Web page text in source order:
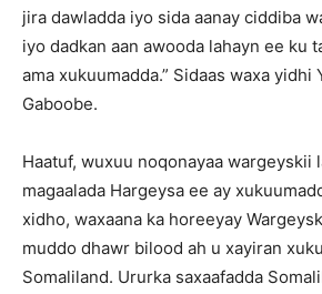
jira dawladda iyo sida aanay ciddiba
iyo dadkan aan awooda lahayn ee ku
ama xukuumadda.” Sidaas waxa yidhi
Gaboobe.
Haatuf, wuxuu noqonayaa wargeyskii
magaalada Hargeysa ee ay
xidho, waxaana ka horeeyay
muddo dhawr bilood ah u xayiran
Somaliland. Ururka saxaafadda